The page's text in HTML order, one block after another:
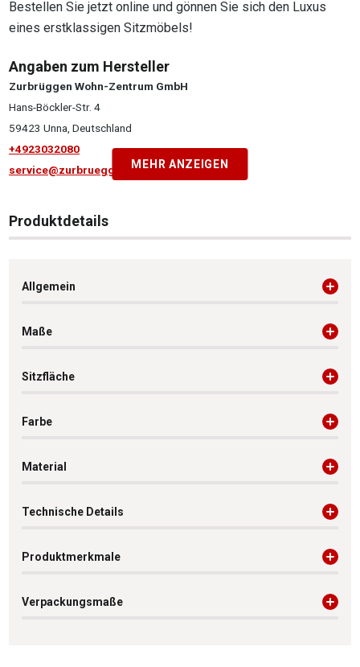
Bestellen Sie jetzt online und gönnen Sie sich den Luxus
eines erstklassigen Sitzmöbels!
Angaben zum Hersteller
Zurbrüggen Wohn-Zentrum GmbH
Hans-Böckler-Str. 4
59423 Unna, Deutschland
+4923032080
service@zurbrueggen.deMEHR ANZEIGEN
Produktdetails
Allgemein
Maße
Sitzfläche
Farbe
Material
Technische Details
Produktmerkmale
Verpackungsmaße